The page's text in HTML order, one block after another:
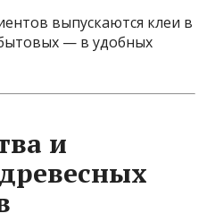
выпускаются клеи в
— в удобных
и